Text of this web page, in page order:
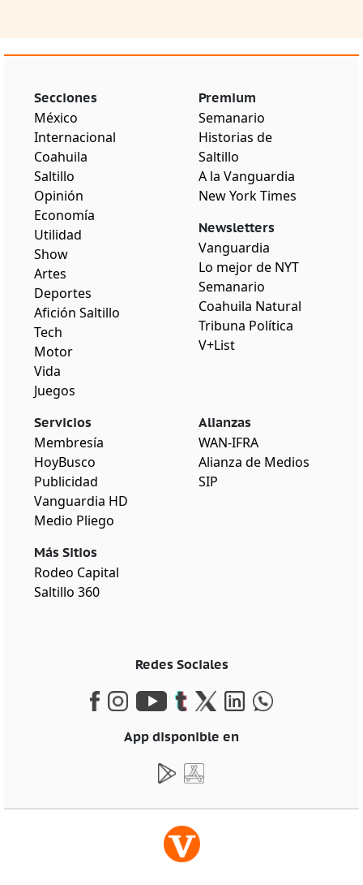
Secciones
México
Internacional
Coahuila
Saltillo
Opinión
Economía
Utilidad
Show
Artes
Deportes
Afición Saltillo
Tech
Motor
Vida
Juegos
Premium
Semanario
Historias de
Saltillo
A la Vanguardia
New York Times
Newsletters
Vanguardia
Lo mejor de NYT
Semanario
Coahuila Natural
Tribuna Política
V+List
Servicios
Membresía
HoyBusco
Publicidad
Vanguardia HD
Medio Pliego
Más Sitios
Rodeo Capital
Saltillo 360
Alianzas
WAN-IFRA
Alianza de Medios
SIP
Redes Sociales
App disponible en